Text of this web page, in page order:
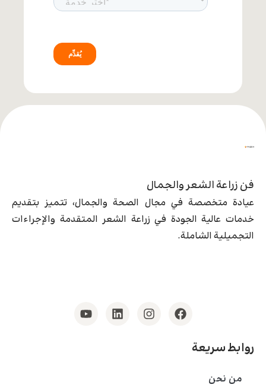
روابط سريعة
من نحن
فن زراعة الشعر والجمال
عيادة متخصصة في مجال الصحة والجمال، تتميز بتقديم
خدمات عالية الجودة في زراعة الشعر المتقدمة والإجراءات
التجميلية الشاملة.